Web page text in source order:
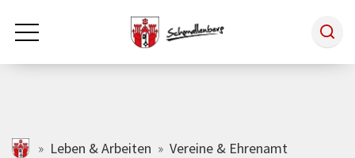
Zum Hauptinhalt springen
Rathaus & Politik
schmallenberg.de
Leben & Arbeiten
Vereine & Ehrenamt